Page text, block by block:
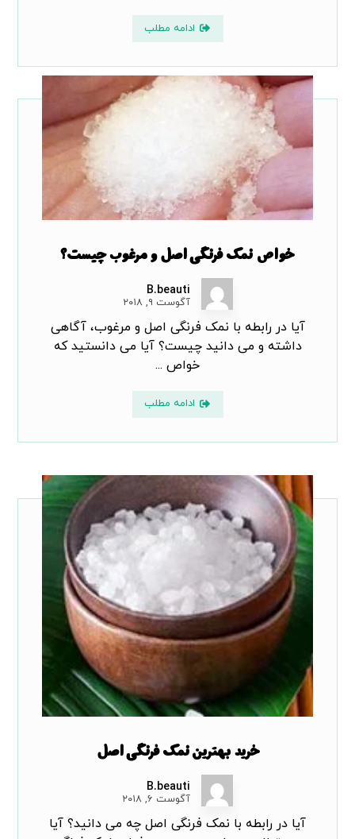
ادامه مطلب
خواص نمک فرنگی اصل و مرغوب چیست؟
B.beauti
آگوست ۹, ۲۰۱۸
آیا در رابطه با نمک فرنگی اصل و مرغوب، آگاهی
داشته و می دانید چیست؟ آیا می دانستید که
خواص ...
ادامه مطلب
خرید بهترین نمک فرنگی اصل
B.beauti
آگوست ۶, ۲۰۱۸
آیا در رابطه با نمک فرنگی اصل چه می دانید؟ آیا